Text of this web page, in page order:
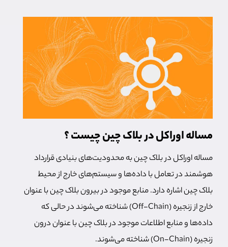
مساله اوراکل در بلاک چین چیست ؟
مساله اوراکل در بلاک چین به محدودیت‌های بنیادی قرارداد
هوشمند در تعامل با داده‌ها و سیستم‌های خارج از محیط
بلاک چین اشاره دارد. منابع موجود در بیرون بلاک چین با عنوان
خارج از زنجیره (Off-Chain) شناخته می‌شوند در حالی که
داده‌ها و منابع اطلاعات موجود در بلاک چین با عنوان درون
زنجیره (On-Chain) شناخته می‌شوند.